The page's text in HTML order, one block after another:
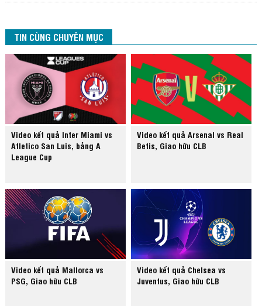
TIN CÙNG CHUYÊN MỤC
Video kết quả Inter Miami vs
Atletico San Luis, bảng A
League Cup
Video kết quả Arsenal vs Real
Betis, Giao hữu CLB
Video kết quả Mallorca vs
PSG, Giao hữu CLB
Video kết quả Chelsea vs
Juventus, Giao hữu CLB